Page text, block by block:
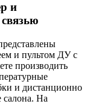
и
и пультом ДУ с
производить
и дистанционно
салона. На